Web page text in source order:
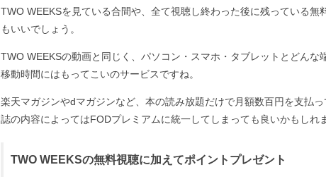
TWO WEEKSを見ている合間や、全て視聴し終わった後に残っている無
もいいでしょう。
TWO WEEKSの動画と同じく、パソコン・スマホ・タブレットとどんな
移動時間にはもってこいのサービスですね。
楽天マガジンやdマガジンなど、本の読み放題だけで月額数百円を支払
誌の内容によってはFODプレミアムに統一してしまっても良いかもしれ
TWO WEEKSの無料視聴に加えてポイントプレゼント